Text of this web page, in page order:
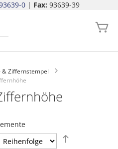
0| Fax: 93639-39
springen
& Ziffernstempel